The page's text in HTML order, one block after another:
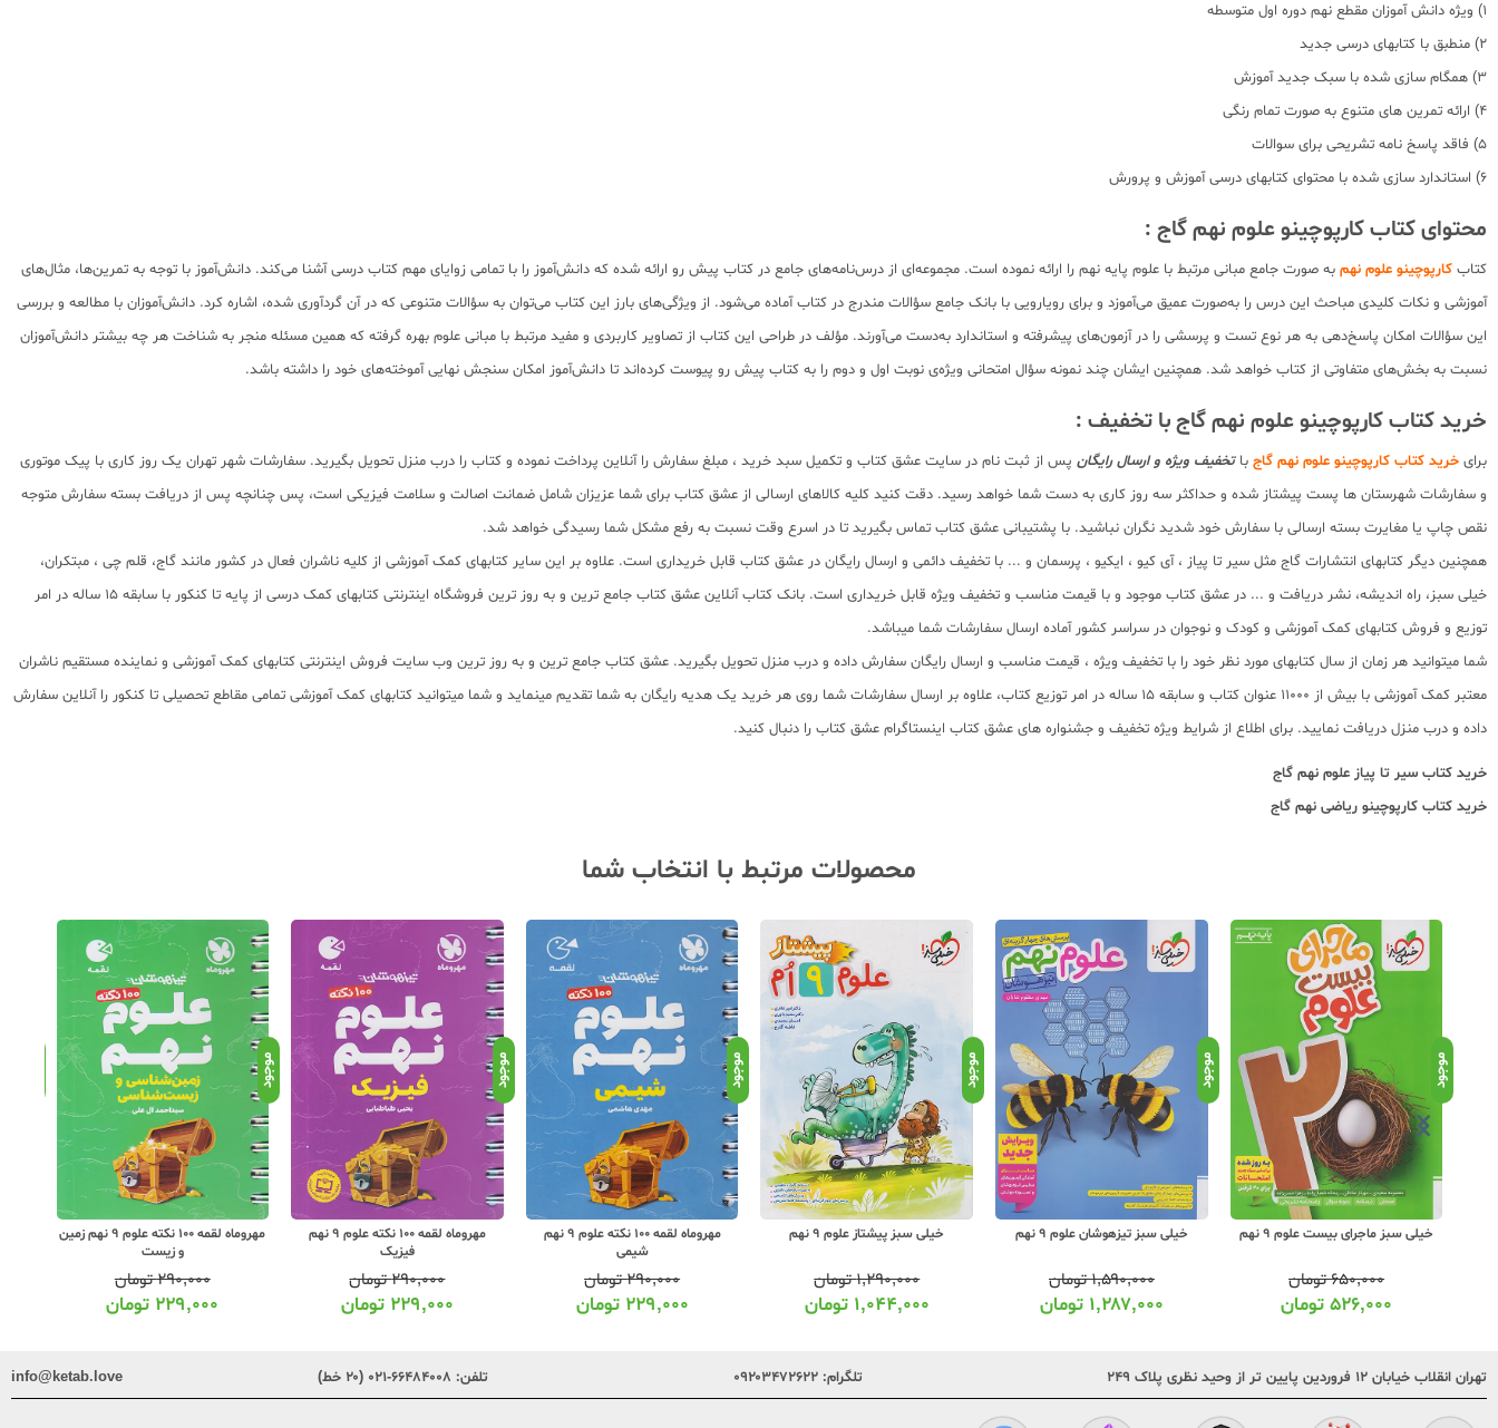
1) ویژه دانش آموزان مقطع نهم دوره اول متوسطه
2) منطبق با کتابهای درسی جدید
3) همگام سازی شده با سبک جدید آموزش
4) ارائه تمرین های متنوع به صورت تمام رنگی
5) فاقد پاسخ نامه تشریحی برای سوالات
6) استاندارد سازی شده با محتوای کتابهای درسی آموزش و پرورش
محتوای کتاب کارپوچینو علوم نهم گاج :
کتاب کارپوچینو علوم نهم به ‌صورت جامع مبانی مرتبط با علوم پایه نهم را ارائه نموده است. مجموعه‌ای از درس‌نامه‌های جامع در کتاب پیش رو ارائه شده که دانش‌آموز را با تمامی زوایای مهم کتاب درسی آشنا می‌کند. دانش‌آموز با توجه به تمرین‌ها، مثال‌های
آموزشی و نکات کلیدی مباحث این درس را به‌صورت عمیق می‌آموزد و برای رویارویی با بانک جامع سؤالات مندرج در کتاب آماده می‌شود. از ویژگی‌های بارز این کتاب می‌توان به سؤالات متنوعی که در آن گردآوری شده، اشاره کرد. دانش‌آموزان با مطالعه و بررسی
این سؤالات امکان پاسخ‌دهی به هر نوع تست و پرسشی را در آزمون‌های پیشرفته و استاندارد به‌دست می‌آورند. مؤلف در طراحی این کتاب از تصاویر کاربردی و مفید مرتبط با مبانی علوم بهره گرفته که همین مسئله منجر به شناخت هر چه بیشتر دانش‌آموزان
نسبت به بخش‌های متفاوتی از کتاب خواهد شد. همچنین ایشان چند نمونه سؤال امتحانی ویژه‌ی نوبت اول و دوم را به کتاب پیش رو پیوست کرده‌اند تا دانش‌آموز امکان سنجش نهایی آموخته‌های خود را داشته باشد.
خرید کتاب کارپوچینو علوم نهم گاج با تخفیف :
برای خرید کتاب کارپوچینو علوم نهم گاج باتخفیف ویژه و ارسال رایگان پس از ثبت نام در سایت عشق کتاب و تکمیل سبد خرید ، مبلغ سفارش را آنلاین پرداخت نموده و کتاب را درب منزل تحویل بگیرید. سفارشات شهر تهران یک روز کاری با پیک موتوری
و سفارشات شهرستان ها پست پیشتاز شده و حداکثر سه روز کاری به دست شما خواهد رسید. دقت کنید کلیه کالاهای ارسالی از عشق کتاب برای شما عزیزان شامل ضمانت اصالت و سلامت فیزیکی است، پس چنانچه پس از دریافت بسته سفارش متوجه
نقص چاپ یا مغایرت بسته ارسالی با سفارش خود شدید نگران نباشید. با پشتیبانی عشق کتاب تماس بگیرید تا در اسرع وقت نسبت به رفع مشکل شما رسیدگی خواهد شد.
همچنین دیگر کتابهای انتشارات گاج مثل سیر تا پیاز ، آی کیو ، ایکیو ، پرسمان و ... با تخفیف دائمی و ارسال رایگان در عشق کتاب قابل خریداری است. علاوه بر این سایر کتابهای کمک آموزشی از کلیه ناشران فعال در کشور مانند گاج، قلم چی ، مبتکران،
خیلی سبز، راه اندیشه، نشر دریافت و ... در عشق کتاب موجود و با قیمت مناسب و تخفیف ویژه قابل خریداری است. بانک کتاب آنلاین عشق کتاب جامع ترین و به روز ترین فروشگاه اینترنتی کتابهای کمک درسی از پایه تا کنکور با سابقه 15 ساله در امر
توزیع و فروش کتابهای کمک آموزشی و کودک و نوجوان در سراسر کشور آماده ارسال سفارشات شما میباشد.
شما میتوانید هر زمان از سال کتابهای مورد نظر خود را با تخفیف ویژه ، قیمت مناسب و ارسال رایگان سفارش داده و درب منزل تحویل بگیرید. عشق کتاب جامع ترین و به روز ترین وب سایت فروش اینترنتی کتابهای کمک آموزشی و نماینده مستقیم ناشران
معتبر کمک آموزشی با بیش از 11000 عنوان کتاب و سابقه 15 ساله در امر توزیع کتاب، علاوه بر ارسال سفارشات شما روی هر خرید یک هدیه رایگان به شما تقدیم مینماید و شما میتوانید کتابهای کمک آموزشی تمامی مقاطع تحصیلی تا کنکور را آنلاین سفارش
داده و درب منزل دریافت نمایید. برای اطلاع از شرایط ویژه تخفیف و جشنواره های عشق کتاب اینستاگرام عشق کتاب را دنبال کنید.
خرید کتاب سیر تا پیاز علوم نهم گاج
خرید کتاب کارپوچینو ریاضی نهم گاج
محصولات مرتبط با انتخاب شما
موجود
خیلی سبز ماجرای بیست علوم 9 نهم
۶۵۰,۰۰۰تومان
۵۲۶,۰۰۰تومان
موجود
خیلی سبز تیزهوشان علوم 9 نهم
۱,۵۹۰,۰۰۰تومان
۱,۲۸۷,۰۰۰ تومان
موجود
خیلی سبز پیشتاز علوم 9 نهم
۱,۲۹۰,۰۰۰تومان
۱,۰۴۴,۰۰۰ تومان
موجود
مهروماه لقمه 100 نکته علوم 9 نهم
شیمی
۲۹۰,۰۰۰تومان
۲۲۹,۰۰۰ تومان
موجود
مهروماه لقمه 100 نکته علوم 9 نهم
فیزیک
۲۹۰,۰۰۰تومان
۲۲۹,۰۰۰ تومان
موجود
مهروماه لقمه 100 نکته علوم 9 نهم زمین
و زیست
۲۹۰,۰۰۰تومان
۲۲۹,۰۰۰ تومان
تهران انقلاب خیابان ۱۲ فروردین پایین تر از وحید نظری پلاک ۲۴۹ تلگرام: ۰۹۲۰۳۴۷۲۶۲۲ تلفن: ۶۶۴۸۴۰۰۸-۰۲۱ (۲۰ خط) info@ketab.love